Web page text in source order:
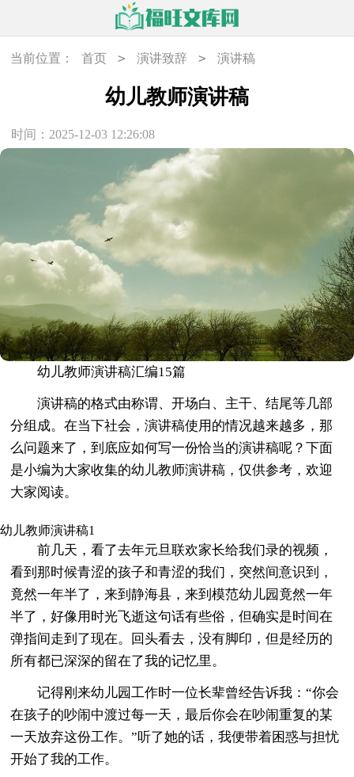
当前位置： 首页 > 演讲致辞 > 演讲稿
幼儿教师演讲稿
时间：2025-12-03 12:26:08
幼儿教师演讲稿汇编15篇
演讲稿的格式由称谓、开场白、主干、结尾等几部
分组成。在当下社会，演讲稿使用的情况越来越多，那
么问题来了，到底应如何写一份恰当的演讲稿呢？下面
是小编为大家收集的幼儿教师演讲稿，仅供参考，欢迎
大家阅读。
幼儿教师演讲稿1
前几天，看了去年元旦联欢家长给我们录的视频，
看到那时候青涩的孩子和青涩的我们，突然间意识到，
竟然一年半了，来到静海县，来到模范幼儿园竟然一年
半了，好像用时光飞逝这句话有些俗，但确实是时间在
弹指间走到了现在。回头看去，没有脚印，但是经历的
所有都已深深的留在了我的记忆里。
记得刚来幼儿园工作时一位长辈曾经告诉我：“你会
在孩子的吵闹中渡过每一天，最后你会在吵闹重复的某
一天放弃这份工作。”听了她的话，我便带着困惑与担忧
开始了我的工作。